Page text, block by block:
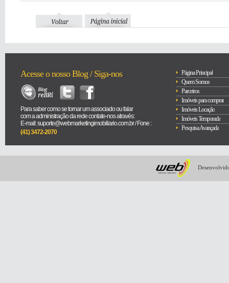
Acesse o nosso Blog / Siga-nos
Para saber como se tornar um associado ou falar
com a administração da rede contate-nos através:
E-mail: suporte@webmarketingimobiliario.com.br / Fone :
(41) 3472-2070
Página Principal
Quem Somos
Parceiros
Imóveis para comprar
Imóveis Locação
Imóveis Temporada
Pesquisa Avançada